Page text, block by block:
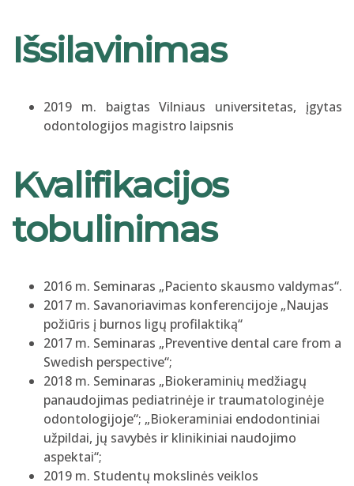
Išsilavinimas
2019 m. baigtas Vilniaus universitetas, įgytas
odontologijos magistro laipsnis
Kvalifikacijos
tobulinimas
2016 m. Seminaras „Paciento skausmo valdymas“.
2017 m. Savanoriavimas konferencijoje „Naujas
požiūris į burnos ligų profilaktiką“
2017 m. Seminaras „Preventive dental care from a
Swedish perspective“;
2018 m. Seminaras „Biokeraminių medžiagų
panaudojimas pediatrinėje ir traumatologinėje
odontologijoje“; „Biokeraminiai endodontiniai
užpildai, jų savybės ir klinikiniai naudojimo
aspektai“;
2019 m. Studentų mokslinės veiklos